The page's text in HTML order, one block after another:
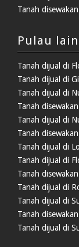
Tanah
Pulau lain
Tanah dijual di
Tanah dijual di
Tanah dijual di
Tanah
Tanah dijual di
Tanah
Tanah dijual di
Tanah dijual di
Tanah
Tanah dijual di
Tanah dijual di
Tanah
Tanah dijual di